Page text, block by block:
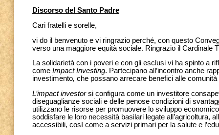
Discorso del Santo Padre
Cari fratelli e sorelle,
vi do il benvenuto e vi ringrazio perché, con questo
verso una maggiore equità sociale. Ringrazio il Cardinale
La solidarietà con i poveri e con gli esclusi vi ha spinto a
come Impact Investing. Partecipano all’incontro anche
investimento, che possano arrecare benefici alle
L’impact investorsi configura come un investitore
diseguaglianze sociali e delle penose condizioni di
utilizzano le risorse per promuovere lo sviluppo
soddisfare le loro necessità basilari legate all’agricoltura,
accessibili, così come a servizi primari per la salute e